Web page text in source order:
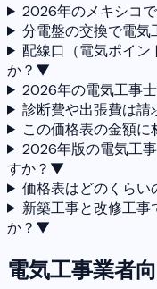
2026年のメキシコ
分電盤の交換で電気
配線口（電気ポイン
か？ ▼
2026年の電気工事
診断費や出張費は請
この価格表の金額に
2026年版の電気工
すか？ ▼
価格表はどのくらい
新築工事と改修工
か？ ▼
電気工事業者